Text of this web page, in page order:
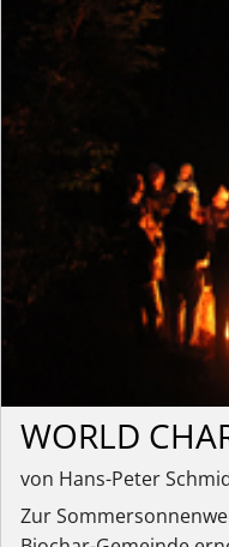
WORLD
von Hans-Peter
Zur